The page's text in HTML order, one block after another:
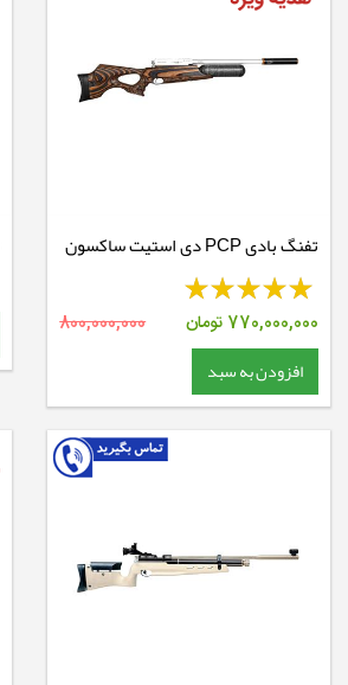
تفنگ بادی PCP دی استیت ساکسون
770,000,000 تومان 800,000,000
افزودن به سبد